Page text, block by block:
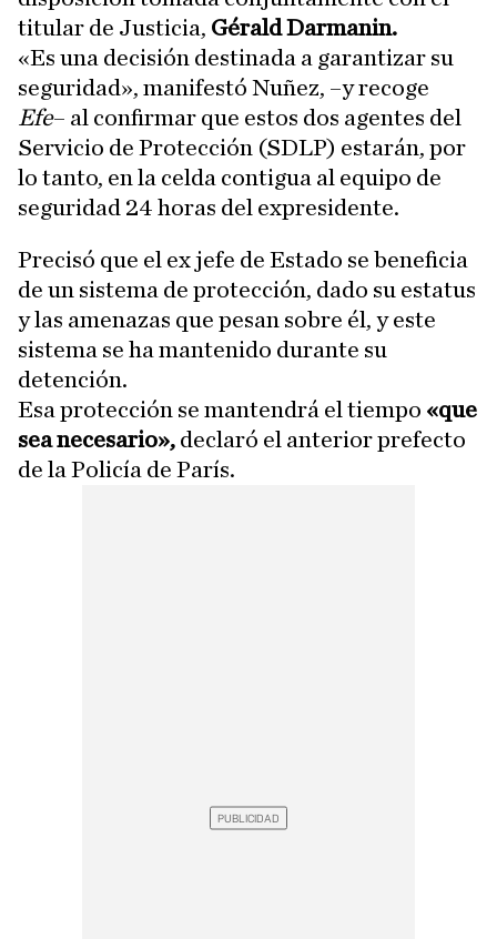
titular de Justicia, Gérald Darmanin.
«Es una decisión destinada a garantizar su
seguridad», manifestó Nuñez, –y recoge
Efe– al confirmar que estos dos agentes del
Servicio de Protección (SDLP) estarán, por
lo tanto, en la celda contigua al equipo de
seguridad 24 horas del expresidente.
Precisó que el ex jefe de Estado se beneficia
de un sistema de protección, dado su estatus
y las amenazas que pesan sobre él, y este
sistema se ha mantenido durante su
detención.
Esa protección se mantendrá el tiempo «que
sea necesario», declaró el anterior prefecto
de la Policía de París.